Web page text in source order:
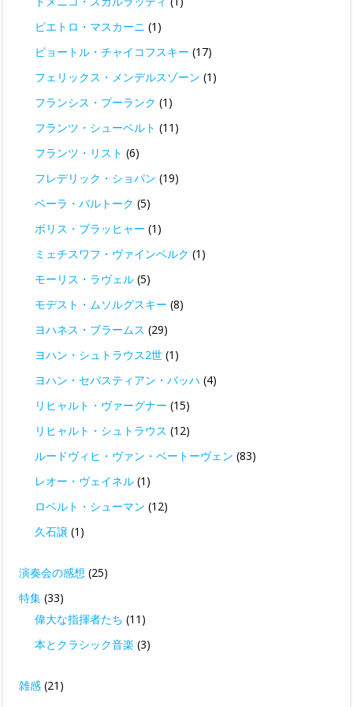
ピエトロ・マスカーニ (1)
ピョートル・チャイコフスキー (17)
フェリックス・メンデルスゾーン (1)
フランシス・プーランク (1)
フランツ・シューベルト (11)
フランツ・リスト (6)
フレデリック・ショパン (19)
ベーラ・バルトーク (5)
ボリス・ブラッヒャー (1)
ミェチスワフ・ヴァインベルク (1)
モーリス・ラヴェル (5)
モデスト・ムソルグスキー (8)
ヨハネス・ブラームス (29)
ヨハン・シュトラウス2世 (1)
ヨハン・セバスティアン・バッハ (4)
リヒャルト・ヴァーグナー (15)
リヒャルト・シュトラウス (12)
ルードヴィヒ・ヴァン・ベートーヴェン (83)
レオー・ヴェイネル (1)
ロベルト・シューマン (12)
久石譲 (1)
演奏会の感想 (25)
特集 (33)
偉大な指揮者たち (11)
本とクラシック音楽 (3)
雑感 (21)